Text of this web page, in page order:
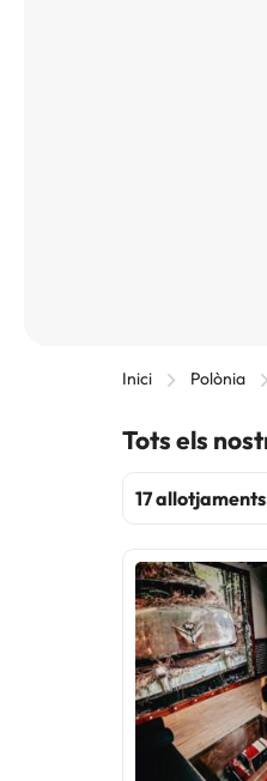
Inici Polònia
Tots els
17 allotjaments